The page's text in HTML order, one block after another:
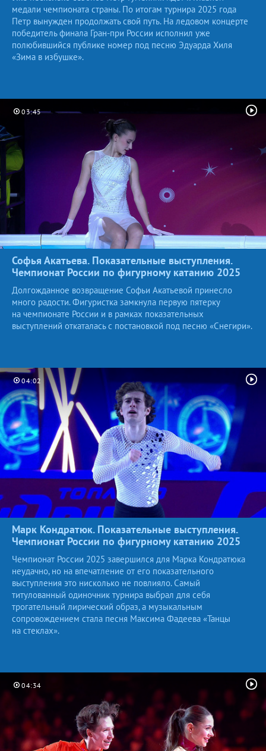
медали чемпионата страны. По итогам турнира 2025 года
Петр вынужден продолжать свой путь. На ледовом концерте
победитель финала Гран-при России исполнил уже
полюбившийся публике номер под песню Эдуарда Хиля
«Зима в избушке».
03:45
Софья Акатьева. Показательные выступления.
Чемпионат России по фигурному катанию 2025
Долгожданное возвращение Софьи Акатьевой принесло
много радости. Фигуристка замкнула первую пятерку
на чемпионате России и в рамках показательных
выступлений откаталась с постановкой под песню «Снегири».
04:02
Марк Кондратюк. Показательные выступления.
Чемпионат России по фигурному катанию 2025
Чемпионат России 2025 завершился для Марка Кондратюка
неудачно, но на впечатление от его показательного
выступления это нисколько не повлияло. Самый
титулованный одиночник турнира выбрал для себя
трогательный лирический образ, а музыкальным
сопровождением стала песня Максима Фадеева «Танцы
на стеклах».
04:34